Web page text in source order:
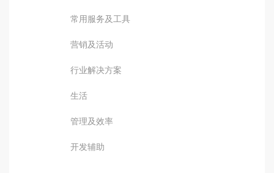
常用服务及工具
营销及活动
行业解决方案
生活
管理及效率
开发辅助